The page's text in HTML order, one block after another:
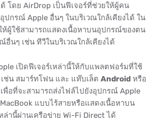
โดย AirDrop เป็นฟีเจอร์ที่ช่วยให้ผู้คน
ปกรณ์ Apple อื่นๆ ในบริเวณใกล้เคียงได้ ใน
ผู้ใช้สามารถแสดงเนื้อหาบนอุปกรณ์ของตน
นๆ เช่น ทีวีในบริเวณใกล้เคียงได้
เปิดฟีเจอร์เหล่านี้ให้กับแพลตฟอร์มที่ใช้
ช่น สมาร์ทโฟน และ แท๊บเล็ต Android หรือ
เพื่อที่จะสามารถส่งไฟล์ไปยังอุปกรณ์ Apple
แบบไร้สายหรือแสดงเนื้อหาบน
านี้ผ่านเครือข่าย Wi-Fi Direct ได้